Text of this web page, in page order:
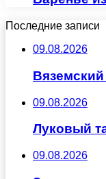
Последние записи
09.08.2026
09.08.2026
Луковый
09.08.2026